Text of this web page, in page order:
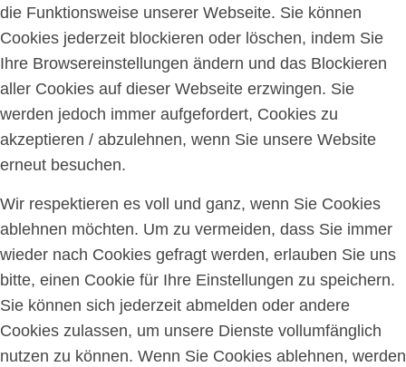
die Funktionsweise unserer Webseite. Sie können
Cookies jederzeit blockieren oder löschen, indem Sie
Ihre Browsereinstellungen ändern und das Blockieren
aller Cookies auf dieser Webseite erzwingen. Sie
werden jedoch immer aufgefordert, Cookies zu
akzeptieren / abzulehnen, wenn Sie unsere Website
erneut besuchen.
Wir respektieren es voll und ganz, wenn Sie Cookies
ablehnen möchten. Um zu vermeiden, dass Sie immer
wieder nach Cookies gefragt werden, erlauben Sie uns
bitte, einen Cookie für Ihre Einstellungen zu speichern.
Sie können sich jederzeit abmelden oder andere
Cookies zulassen, um unsere Dienste vollumfänglich
nutzen zu können. Wenn Sie Cookies ablehnen, werden